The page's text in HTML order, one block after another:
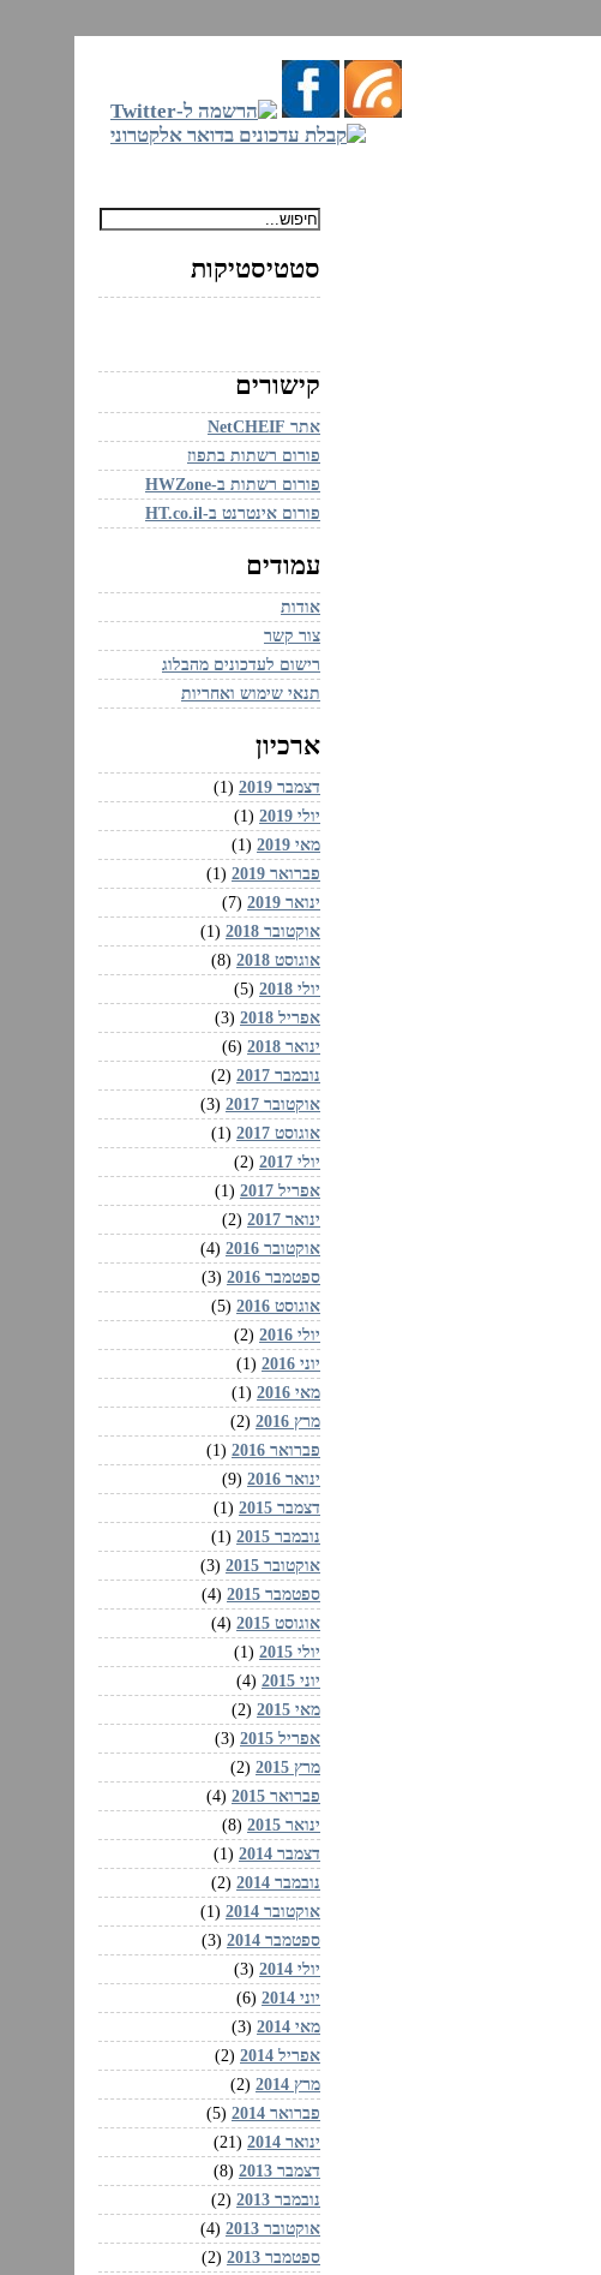
סטטיסטיקות
קישורים
אתר NetCHEIF
פורום רשתות בתפוז
פורום רשתות ב-HWZone
פורום אינטרנט ב-HT.co.il
עמודים
אודות
צור קשר
רישום לעדכונים מהבלוג
תנאי שימוש ואחריות
ארכיון
דצמבר 2019
(1)
יולי 2019
(1)
מאי 2019
(1)
פברואר 2019
(1)
ינואר 2019
(7)
אוקטובר 2018
(1)
אוגוסט 2018
(8)
יולי 2018
(5)
אפריל 2018
(3)
ינואר 2018
(6)
נובמבר 2017
(2)
אוקטובר 2017
(3)
אוגוסט 2017
(1)
יולי 2017
(2)
אפריל 2017
(1)
ינואר 2017
(2)
אוקטובר 2016
(4)
ספטמבר 2016
(3)
אוגוסט 2016
(5)
יולי 2016
(2)
יוני 2016
(1)
מאי 2016
(1)
מרץ 2016
(2)
פברואר 2016
(1)
ינואר 2016
(9)
דצמבר 2015
(1)
נובמבר 2015
(1)
אוקטובר 2015
(3)
ספטמבר 2015
(4)
אוגוסט 2015
(4)
יולי 2015
(1)
יוני 2015
(4)
מאי 2015
(2)
אפריל 2015
(3)
מרץ 2015
(2)
פברואר 2015
(4)
ינואר 2015
(8)
דצמבר 2014
(1)
נובמבר 2014
(2)
אוקטובר 2014
(1)
ספטמבר 2014
(3)
יולי 2014
(3)
יוני 2014
(6)
מאי 2014
(3)
אפריל 2014
(2)
מרץ 2014
(2)
פברואר 2014
(5)
ינואר 2014
(21)
דצמבר 2013
(8)
נובמבר 2013
(2)
אוקטובר 2013
(4)
ספטמבר 2013
(2)